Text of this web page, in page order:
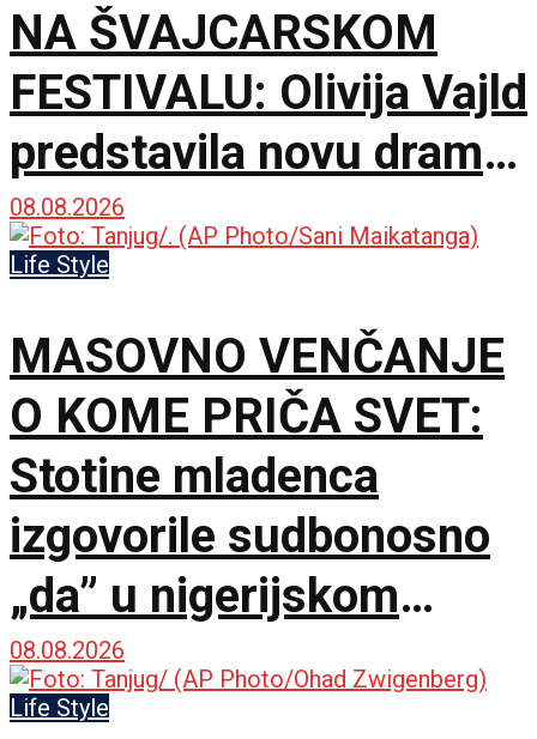
NA ŠVAJCARSKOM
FESTIVALU: Olivija Vajld
predstavila novu dramu
na 79. izdanju u
Lokarnu
08.08.2026
Life Style
MASOVNO VENČANJE
O KOME PRIČA SVET:
Stotine mladenca
izgovorile sudbonosno
„da” u nigerijskom
gradu Kano
08.08.2026
Life Style